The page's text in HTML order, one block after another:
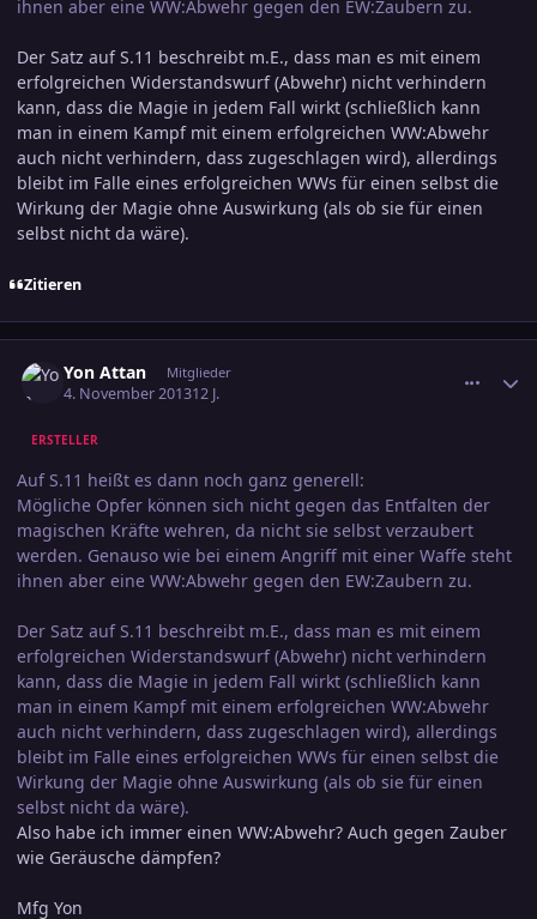
ihnen aber eine WW:Abwehr gegen den EW:Zaubern zu.
Der Satz auf S.11 beschreibt m.E., dass man es mit einem
erfolgreichen Widerstandswurf (Abwehr) nicht verhindern
kann, dass die Magie in jedem Fall wirkt (schließlich kann
man in einem Kampf mit einem erfolgreichen WW:Abwehr
auch nicht verhindern, dass zugeschlagen wird), allerdings
bleibt im Falle eines erfolgreichen WWs für einen selbst die
Wirkung der Magie ohne Auswirkung (als ob sie für einen
selbst nicht da wäre).
Zitieren
Yon Attan Mitglieder
4. November 201312 J.
ERSTELLER
Auf S.11 heißt es dann noch ganz generell:
Mögliche Opfer können sich nicht gegen das Entfalten der
magischen Kräfte wehren, da nicht sie selbst verzaubert
werden. Genauso wie bei einem Angriff mit einer Waffe steht
ihnen aber eine WW:Abwehr gegen den EW:Zaubern zu.
Der Satz auf S.11 beschreibt m.E., dass man es mit einem
erfolgreichen Widerstandswurf (Abwehr) nicht verhindern
kann, dass die Magie in jedem Fall wirkt (schließlich kann
man in einem Kampf mit einem erfolgreichen WW:Abwehr
auch nicht verhindern, dass zugeschlagen wird), allerdings
bleibt im Falle eines erfolgreichen WWs für einen selbst die
Wirkung der Magie ohne Auswirkung (als ob sie für einen
selbst nicht da wäre).
Also habe ich immer einen WW:Abwehr? Auch gegen Zauber
wie Geräusche dämpfen?
Mfg Yon